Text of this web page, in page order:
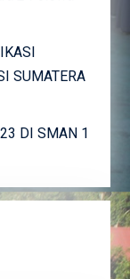
SUMATERA
DI SMAN 1